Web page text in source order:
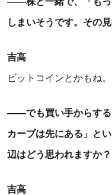
しまいそうです。その見
吉高
ビットコインとかもね
――でも買い手からする
カーブは先にある」と
辺はどう思われますか？
吉高